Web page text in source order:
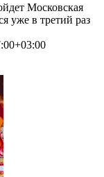
Московская
уже в третий раз